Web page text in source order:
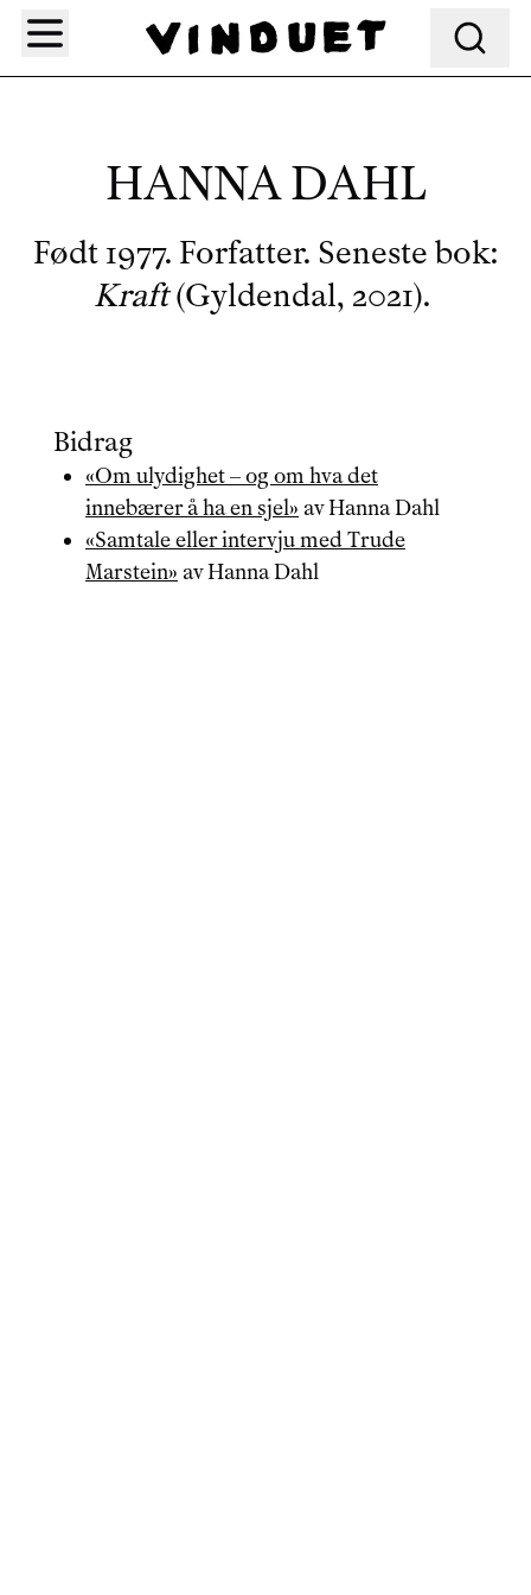
Søk
HANNA DAHL
Født 1977. Forfatter. Seneste bok:
Kraft(Gyldendal, 2021).
Bidrag
«Om ulydighet – og om hva det
innebærer å ha en sjel» avHanna Dahl
«Samtale eller intervju med Trude
Marstein» avHanna Dahl